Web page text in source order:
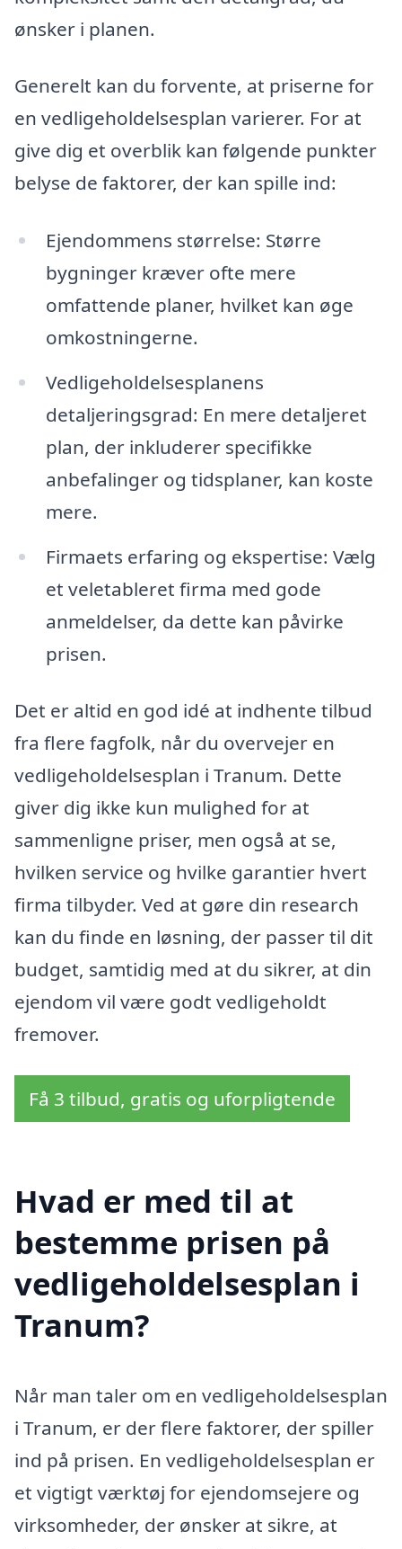
ønsker i planen.
Generelt kan du forvente, at priserne for
en vedligeholdelsesplan varierer. For at
give dig et overblik kan følgende punkter
belyse de faktorer, der kan spille ind:
Ejendommens størrelse: Større
bygninger kræver ofte mere
omfattende planer, hvilket kan øge
omkostningerne.
Vedligeholdelsesplanens
detaljeringsgrad: En mere detaljeret
plan, der inkluderer specifikke
anbefalinger og tidsplaner, kan koste
mere.
Firmaets erfaring og ekspertise: Vælg
et veletableret firma med gode
anmeldelser, da dette kan påvirke
prisen.
Det er altid en god idé at indhente tilbud
fra flere fagfolk, når du overvejer en
vedligeholdelsesplan i Tranum. Dette
giver dig ikke kun mulighed for at
sammenligne priser, men også at se,
hvilken service og hvilke garantier hvert
firma tilbyder. Ved at gøre din research
kan du finde en løsning, der passer til dit
budget, samtidig med at du sikrer, at din
ejendom vil være godt vedligeholdt
fremover.
Få 3 tilbud, gratis og uforpligtende
Hvad er med til at
bestemme prisen på
vedligeholdelsesplan i
Tranum?
Når man taler om en vedligeholdelsesplan
i Tranum, er der flere faktorer, der spiller
ind på prisen. En vedligeholdelsesplan er
et vigtigt værktøj for ejendomsejere og
virksomheder, der ønsker at sikre, at